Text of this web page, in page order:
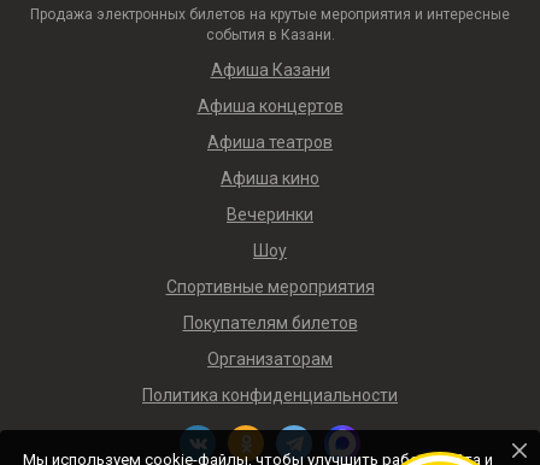
Продажа электронных билетов на крутые мероприятия и интересные
события в Казани.
Афиша Казани
Афиша концертов
Афиша театров
Афиша кино
Вечеринки
Шоу
Спортивные мероприятия
Покупателям билетов
Организаторам
Политика конфиденциальности
Мы используем cookie-файлы, чтобы улучшить работу сайта и